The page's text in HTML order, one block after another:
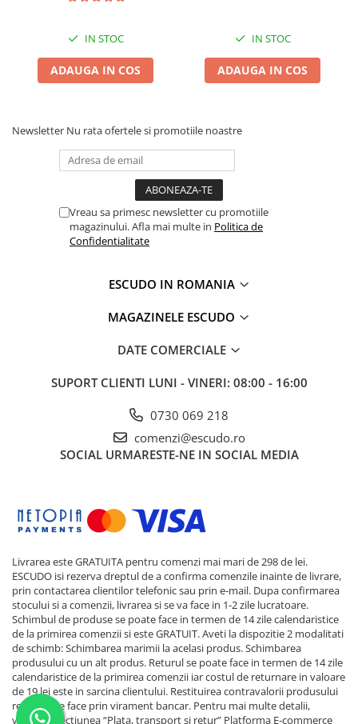
IN STOC
ADAUGA IN COS
IN STOC
ADAUGA IN COS
Newsletter Nu rata ofertele si promotiile noastre
Vreau sa primesc newsletter cu promotiile
magazinului. Afla mai multe in Politica de
Confidentialitate
ESCUDO IN ROMANIA
MAGAZINELE ESCUDO
DATE COMERCIALE
SUPORT CLIENTI LUNI - VINERI: 08:00 - 16:00
0730 069 218
comenzi@escudo.ro
SOCIAL URMARESTE-NE IN SOCIAL MEDIA
Livrarea este GRATUITA pentru comenzi mai mari de 298 de lei.
ESCUDO isi rezerva dreptul de a confirma comenzile inainte de livrare,
prin contactarea clientilor telefonic sau prin e-mail. Dupa confirmarea
stocului si a comenzii, livrarea si se va face in 1-2 zile lucratoare.
Schimbul de produse se poate face in termen de 14 zile calendaristice
de la primirea comenzii si este GRATUIT. Aveti la dispozitie 2 modalitati
de schimb: Schimbarea marimii la acelasi produs. Schimbarea
produsului cu un alt produs. Returul se poate face in termen de 14 zile
calendaristice de la primirea comenzii iar costul de returnare in valoare
de 19 lei este in sarcina clientului. Restituirea contravalorii produsului
returnat se face prin virament bancar. Pentru mai multe detalii,
verificati sectiunea “Plata, transport si retur” Platforma E-commerce